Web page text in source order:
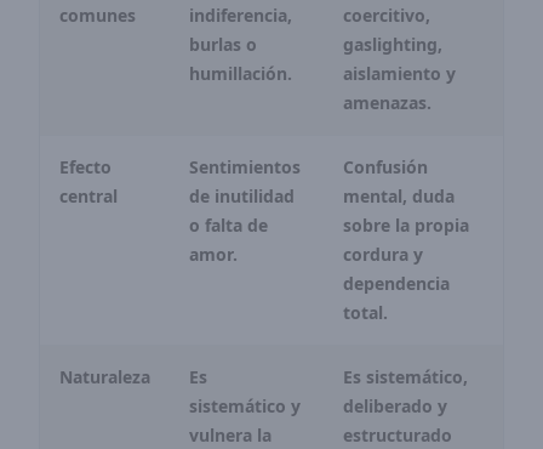
comunes
indiferencia,
burlas o
humillación.
coercitivo,
gaslighting,
aislamiento y
amenazas.
Efecto
central
Sentimientos
de inutilidad
o falta de
amor.
Confusión
mental, duda
sobre la propia
cordura y
dependencia
total.
Naturaleza
Es
sistemático y
vulnera la
Es sistemático,
deliberado y
estructurado